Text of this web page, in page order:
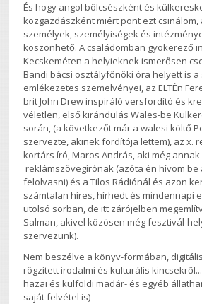
És hogy angol bölcsészként és
közgazdászként miért pont ezt
személyek, személyiségek és
köszönhető. A családomban gyökerező
Kecskeméten a helyieknek ismerősen
Bandi bácsi osztályfőnöki óra helyett is
emlékezetes szemelvényei, az ELTÉn
brit John Drew inspiráló versfordító és
véletlen, első kirándulás Wales-be
során, (a következőt már a walesi költő
szervezte, akinek fordítója lettem), az x.
kortárs író, Maros András, aki még
reklámszövegírónak (azóta én hívom be
felolvasni) és a Tilos Rádiónál és azon
számtalan híres, hírhedt és mindennapi
utolsó sorban, de itt zárójelben
Salman, akivel közösen még fesztivál-
szervezünk).
Nem beszélve a könyv-formában,
rögzített irodalmi és kulturális
hazai és külföldi madár- és egyéb
saját felvétel is)